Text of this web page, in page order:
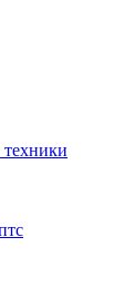
техники